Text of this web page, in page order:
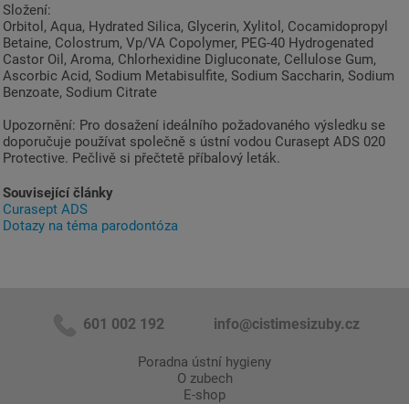
Složení:
Orbitol, Aqua, Hydrated Silica, Glycerin, Xylitol, Cocamidopropyl
Betaine, Colostrum, Vp/VA Copolymer, PEG-40 Hydrogenated
Castor Oil, Aroma, Chlorhexidine Digluconate, Cellulose Gum,
Ascorbic Acid, Sodium Metabisulfite, Sodium Saccharin, Sodium
Benzoate, Sodium Citrate
Upozornění: Pro dosažení ideálního požadovaného výsledku se
doporučuje používat společně s ústní vodou Curasept ADS 020
Protective. Pečlivě si přečtetě příbalový leták.
Související články
Curasept ADS
Dotazy na téma parodontóza
601 002 192 info@cistimesizuby.cz
Poradna ústní hygieny
O zubech
E-shop